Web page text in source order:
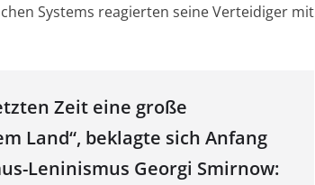
Systems reagierten seine Verteidiger mit
Zeit eine große
Land“, beklagte sich Anfang
Leninismus Georgi Smirnow: